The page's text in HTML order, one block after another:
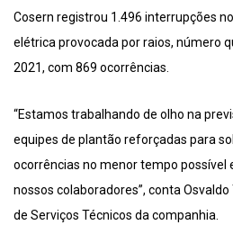
Cosern registrou 1.496 interrupções
elétrica provocada por raios, número
2021, com 869 ocorrências.
“Estamos trabalhando de olho na
equipes de plantão reforçadas para
ocorrências no menor tempo possível
nossos colaboradores”, conta
de Serviços Técnicos da companhia.